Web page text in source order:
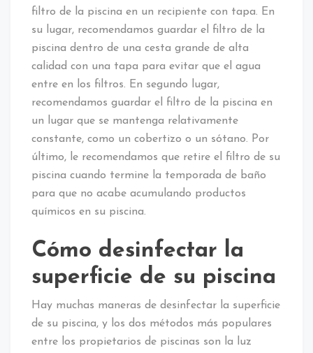
filtro de la piscina en un recipiente con tapa. En
su lugar, recomendamos guardar el filtro de la
piscina dentro de una cesta grande de alta
calidad con una tapa para evitar que el agua
entre en los filtros. En segundo lugar,
recomendamos guardar el filtro de la piscina en
un lugar que se mantenga relativamente
constante, como un cobertizo o un sótano. Por
último, le recomendamos que retire el filtro de su
piscina cuando termine la temporada de baño
para que no acabe acumulando productos
químicos en su piscina.
Cómo desinfectar la
superficie de su piscina
Hay muchas maneras de desinfectar la superficie
de su piscina, y los dos métodos más populares
entre los propietarios de piscinas son la luz